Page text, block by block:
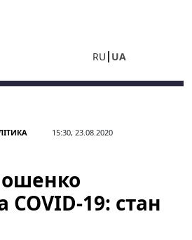
RU UA
15:30, 23.08.2020
COVID-19: стан